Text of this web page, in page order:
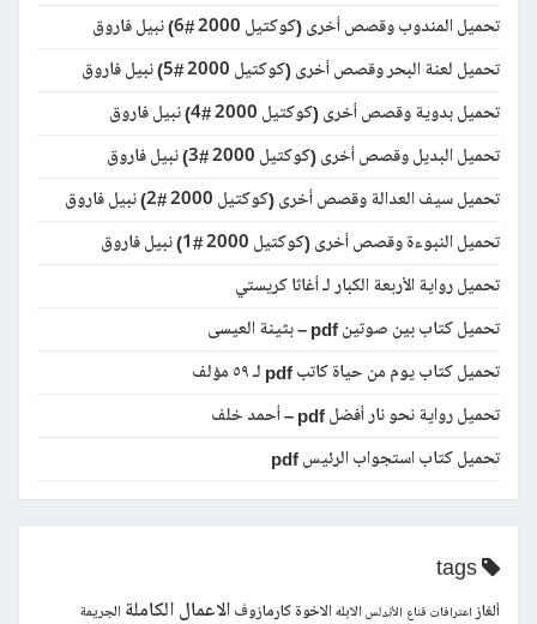
تحميل المندوب وقصص أخرى (كوكتيل 2000 #6) نبيل فاروق
تحميل لعنة البحر وقصص أخرى (كوكتيل 2000 #5) نبيل فاروق
تحميل بدوية وقصص أخرى (كوكتيل 2000 #4) نبيل فاروق
تحميل البديل وقصص أخرى (كوكتيل 2000 #3) نبيل فاروق
تحميل سيف العدالة وقصص أخرى (كوكتيل 2000 #2) نبيل فاروق
تحميل النبوءة وقصص أخرى (كوكتيل 2000 #1) نبيل فاروق
تحميل رواية الأربعة الكبار لـ أغاثا كريستي
تحميل كتاب بين صوتين pdf – بثينة العيسى
تحميل كتاب يوم من حياة كاتب pdf لـ ٥٩ مؤلف
تحميل رواية نحو نار أفضل pdf – أحمد خلف
تحميل كتاب استجواب الرئيس pdf
ألغاز اعترافات قناع الأندلس الابلهالاخوة كارمازوف الاعمال الكاملة الجريمة